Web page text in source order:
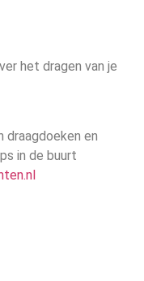
het dragen van je
draagdoeken en
in de buurt